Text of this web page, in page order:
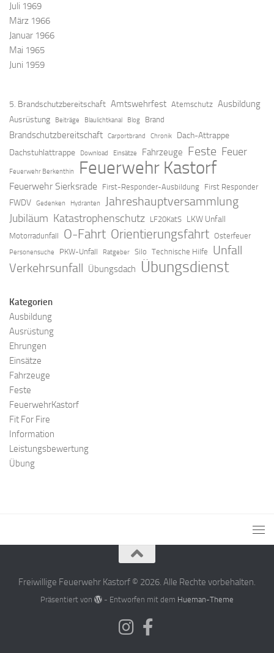
Juli 1969
März 1966
Januar 1966
Mai 1965
Juni 1959
5. Brandschutzbereitschaft Amtswehrfest Atemschutz Ausbildung
Ausrüstung Beiträge Blaulichtkanal Blog Brand
Brandschutzbereitschaft Carportbrand Chronik
Dach-Attrappe
Dachstuhlattrappe
Download Einsätze Fahrzeuge Feste Feuer
Feuerwehr Berkenthin Feuerwehr Kastorf
Feuerwehr Sierksrade First-Responder-Ausbildung First Responder
FWDV Gedenken Hydranten Jahreshauptversammlung
Jubiläum Katastrophenschutz LF20KatS LKW Unfall
Motorradunfall O-Fahrt Orientierungsfahrt Osterfeuer
Personensuche PKW-Unfall Ratgeber Silo Technische Hilfe Unfall
Verkehrsunfall Übungsdach Übungsdienst
Kategorien
Ausbildung
Ausrüstung
Ehrungen
Einsätze
Fahrzeuge
Feste
FeuerwehrKastorf
Fit For Fire
Information
Leistungsbewertung
Übung
Freiwillige Feuerwehr Kastorf © 2026. Alle Rechte vorbehalten.
Präsentiert von - Entworfen mit dem Hueman-Theme